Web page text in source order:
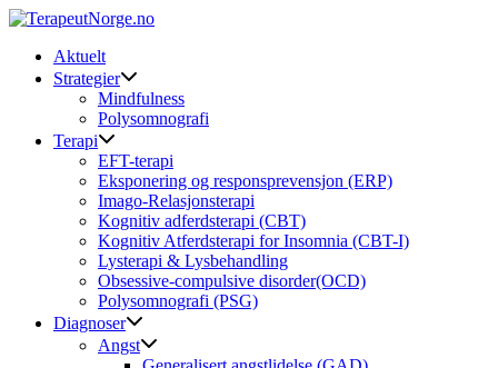
Skip
contentAktuelt
Strategier
Mindfulness
Polysomnografi
Terapi
EFT-terapi
Eksponering og responsprevensjon (ERP)
Imago-Relasjonsterapi
Kognitiv adferdsterapi (CBT)
Kognitiv Atferdsterapi for Insomnia (CBT-I)
Lysterapi & Lysbehandling
Obsessive-compulsive disorder(OCD)
Polysomnografi (PSG)
Diagnoser
Angst